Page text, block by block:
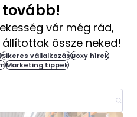
tovább!
vár még rád,
össze neked!
Sikeres vállalkozásBoxy hírek
Marketing tippek